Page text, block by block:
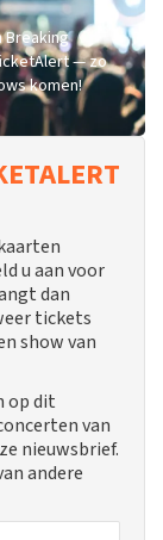
Breaking
— zo
komen!
u aan voor
dan
tickets
show van
op dit
van
nieuwsbrief.
andere